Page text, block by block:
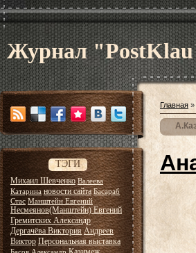
Журнал
ТЭГИ
Михаил Шевченко Валеева
Катарина новости сайта Басараб
Стас Манштейн Евгений
Несмеянов(Манштейн) Евгений
Гремитских Александр
Дергачёва Виктория Андреев
Виктор Персональная выставка
Главная »